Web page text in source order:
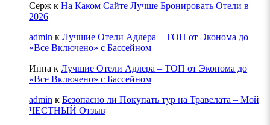
Серж к На Каком Сайте Лучше Бронировать Отели в
2026
admin к Лучшие Отели Адлера – ТОП от Эконома до
«Все Включено» с Бассейном
Инна к Лучшие Отели Адлера – ТОП от Эконома до
«Все Включено» с Бассейном
admin к Безопасно ли Покупать тур на Травелата – Мой
ЧЕСТНЫЙ Отзыв